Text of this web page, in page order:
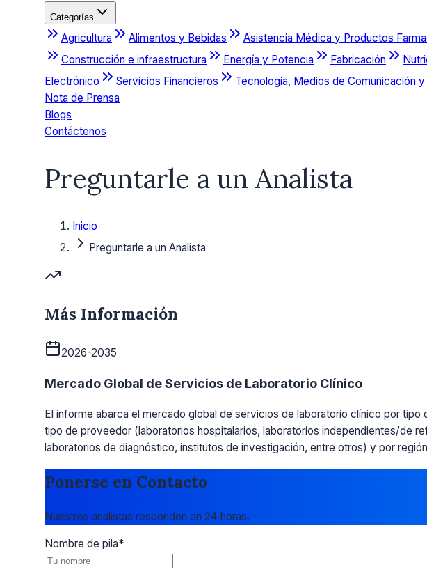
Categorías
Agricultura Alimentos y Bebidas Asistencia Médica y Productos
Construcción e infraestructura
Energía y Potencia Fabricación
Electrónico
Servicios Financieros Tecnología, Medios de Comunicación
Nota de Prensa
Blogs
Contáctenos
Preguntarle a un Analista
Inicio
Preguntarle a un Analista
Más Información
2026-2035
Mercado Global de Servicios de Laboratorio Clínico
El informe abarca el mercado global de servicios de laboratorio clínico por
tipo de proveedor (laboratorios hospitalarios, laboratorios independientes/de
laboratorios de diagnóstico, institutos de investigación, entre otros) y por
Ponerse en Contacto
Nuestros analistas responden en 24 horas.
Nombre de pila*